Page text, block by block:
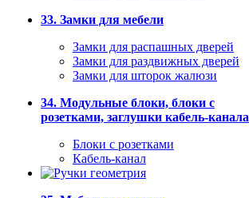
33. Замки для мебели
Замки для распашных дверей
Замки для раздвижных дверей
Замки для шторок жалюзи
34. Модульные блоки, блоки с
розетками, заглушки кабель-канала
Блоки с розетками
Кабель-канал